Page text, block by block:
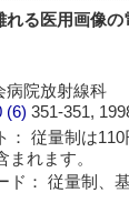
れる医用画像
病院放射線科
(6)351-351,
： 従量制は
まれます。
ド： 従量制、